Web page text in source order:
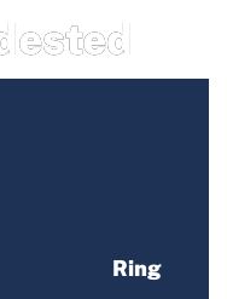
Ring